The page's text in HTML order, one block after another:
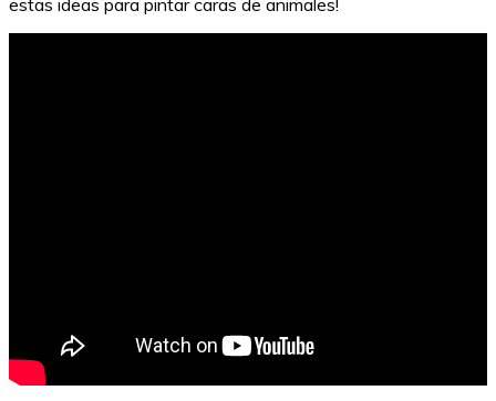
estas ideas para pintar caras de animales!